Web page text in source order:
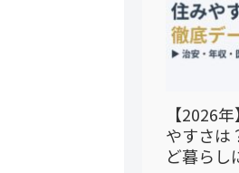
【2026
やすさは
ど暮らし